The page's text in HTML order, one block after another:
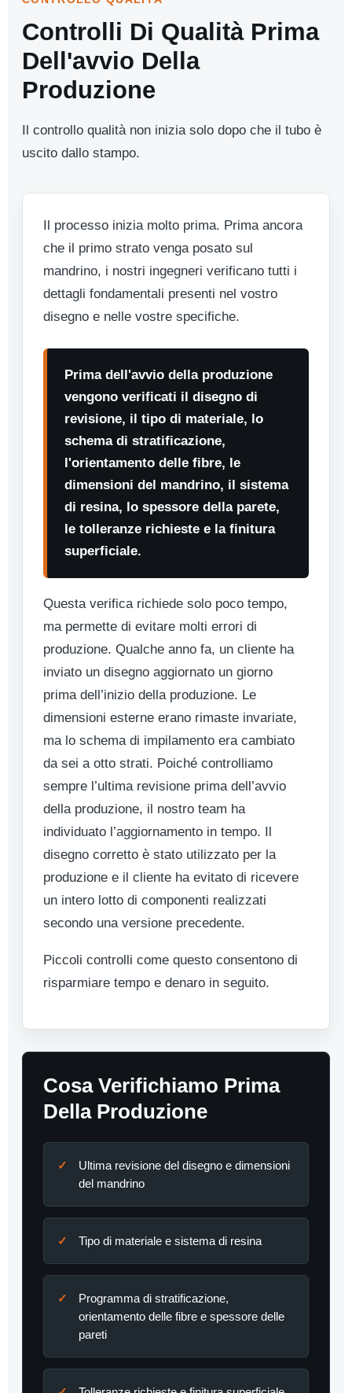
Controlli Di Qualità Prima
Dell'avvio Della
Produzione
Il controllo qualità non inizia solo dopo che il tubo è
uscito dallo stampo.
Il processo inizia molto prima. Prima ancora
che il primo strato venga posato sul
mandrino, i nostri ingegneri verificano tutti i
dettagli fondamentali presenti nel vostro
disegno e nelle vostre specifiche.
Prima dell'avvio della produzione
vengono verificati il disegno di
revisione, il tipo di materiale, lo
schema di stratificazione,
l'orientamento delle fibre, le
dimensioni del mandrino, il sistema
di resina, lo spessore della parete,
le tolleranze richieste e la finitura
superficiale.
Questa verifica richiede solo poco tempo,
ma permette di evitare molti errori di
produzione. Qualche anno fa, un cliente ha
inviato un disegno aggiornato un giorno
prima dell’inizio della produzione. Le
dimensioni esterne erano rimaste invariate,
ma lo schema di impilamento era cambiato
da sei a otto strati. Poiché controlliamo
sempre l’ultima revisione prima dell’avvio
della produzione, il nostro team ha
individuato l’aggiornamento in tempo. Il
disegno corretto è stato utilizzato per la
produzione e il cliente ha evitato di ricevere
un intero lotto di componenti realizzati
secondo una versione precedente.
Piccoli controlli come questo consentono di
risparmiare tempo e denaro in seguito.
Cosa Verifichiamo Prima
Della Produzione
Ultima revisione del disegno e dimensioni
del mandrino
Tipo di materiale e sistema di resina
Programma di stratificazione,
orientamento delle fibre e spessore delle
pareti